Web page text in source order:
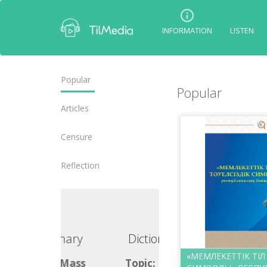
INFORMATION LISTEN
Popular
Articles
Censure
Reflection
Dictionary
Topic: Mass
Popular
«МЕМЛЕКЕТТІК ТІЛ